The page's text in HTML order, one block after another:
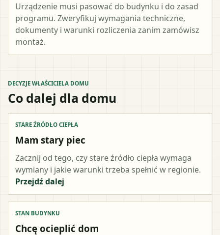
Urządzenie musi pasować do budynku i do zasad
programu. Zweryfikuj wymagania techniczne,
dokumenty i warunki rozliczenia zanim zamówisz
montaż.
DECYZJE WŁAŚCICIELA DOMU
Co dalej dla domu
STARE ŹRÓDŁO CIEPŁA
Mam stary piec
Zacznij od tego, czy stare źródło ciepła wymaga
wymiany i jakie warunki trzeba spełnić w regionie.
Przejdź dalej
STAN BUDYNKU
Chcę ocieplić dom